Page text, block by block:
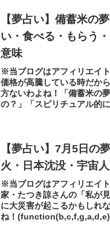
【夢占い】備蓄米の
い・食べる・もらう
意味
※当ブログはアフィリエイ
価格が高騰している時だか
方ないわよね！「備蓄米の
の？」「スピリチュアル的
【夢占い】7月5日の
火・日本沈没・宇宙
※当ブログはアフィリエイ
家・たつき諒さんの「私が
に大災害が起こるかもしれ
ね！